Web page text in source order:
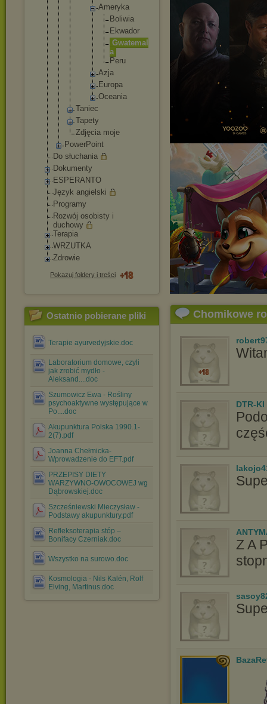
Ameryka
Bo liwia
Ekwador
Gwatemal
a
Peru
Azja
Europa
Oceania
Taniec
Tapety
Zdjęcia moje
PowerPoint
Do słuchania
Dokumenty
ESPERANTO
Język angielski
Programy
Rozwój osobisty i
duchowy
Terapia
WRZUTKA
Zdrowie
Pokazuj foldery i treści
Ostatnio pobierane pliki
Terapie ayurvedyjskie.doc
Laboratorium domowe, czyli
jak zrobić mydło -
Aleksand....doc
Szumowicz Ewa - Rośliny
psychoaktywne występujące w
Po....doc
Akupunktura Polska 1990.1-
2(7).pdf
Joanna Chełmicka-
Wprowadzenie do EFT.pdf
PRZEPISY DIETY
WARZYWNO-OWOCOWEJ wg
Dąbrowskiej.doc
Szcześniewski Mieczysław -
Podstawy akupunktury.pdf
Refleksoterapia stóp –
Bonifacy Czerniak.doc
Wszystko na surowo.doc
Kosmologia - Nils Kalén, Rolf
Elving, Martinus.doc
Chomikowe
DTR-KI
Z A